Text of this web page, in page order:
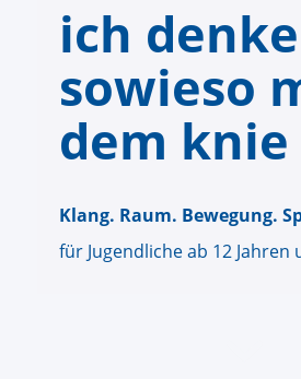
ich denke
sowieso
dem knie
Klang. Raum. Bewegung.
für Jugendliche ab 12 Jahren